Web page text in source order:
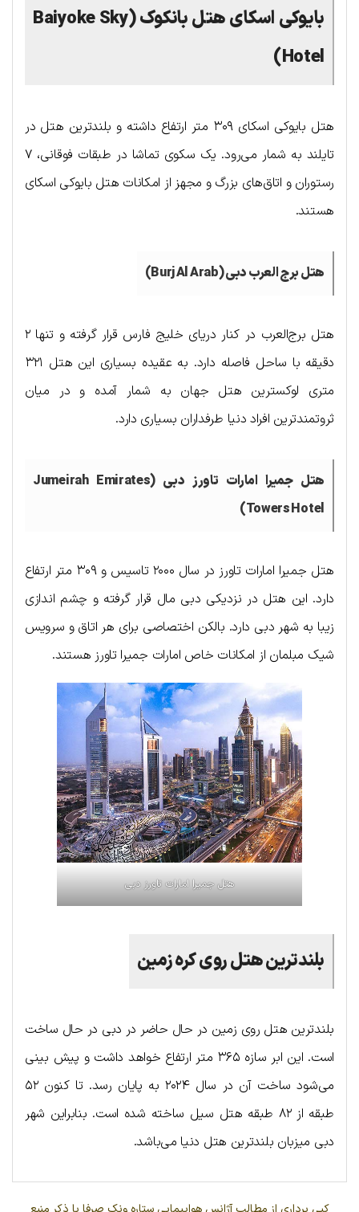
بایوکی اسکای هتل بانکوک (Baiyoke Sky
Hotel)
هتل بایوکی اسکای ۳۰۹ متر ارتفاع داشته و بلندترین هتل در
تایلند به شمار می‌رود. یک سکوی تماشا در طبقات فوقانی، ۷
رستوران و اتاق‌های بزرگ و مجهز از امکانات هتل بایوکی اسکای
هستند.
هتل برج العرب دبی (Burj Al Arab)
هتل برج‌العرب در کنار دریای خلیج فارس قرار گرفته و تنها ۲
دقیقه با ساحل فاصله دارد. به عقیده بسیاری این هتل ۳۲۱
متری لوکسترین هتل جهان به شمار آمده و در میان
ثروتمندترین افراد دنیا طرفداران بسیاری دارد.
هتل جمیرا امارات تاورز دبی (Jumeirah Emirates
Towers Hotel)
هتل جمیرا امارات تاورز در سال ۲۰۰۰ تاسیس و ۳۰۹ متر ارتفاع
دارد. این هتل در نزدیکی دبی مال قرار گرفته و چشم اندازی
زیبا به شهر دبی دارد. بالکن اختصاصی برای هر اتاق و سرویس
شیک مبلمان از امکانات خاص امارات جمیرا تاورز هستند.
هتل جمیرا امارات تاورز دبی
بلندترین هتل روی کره زمین
بلندترین هتل روی زمین در حال حاضر در دبی در حال ساخت
است. این ابر سازه ۳۶۵ متر ارتفاع خواهد داشت و پیش بینی
می‌شود ساخت آن در سال ۲۰۲۴ به پایان رسد. تا کنون ۵۲
طبقه از ۸۲ طبقه هتل سیل ساخته شده است. بنابراین شهر
دبی میزبان بلندترین هتل دنیا می‌باشد.